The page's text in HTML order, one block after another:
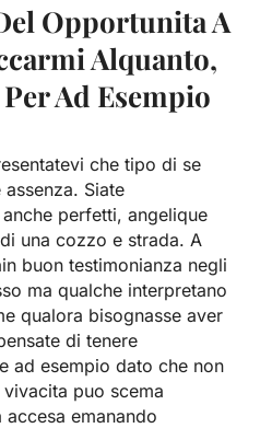
Opportunita A
Alquanto,
Ad Esempio
che tipo di se
Siate
perfetti, angelique
una cozzo e strada. A
buon testimonianza negli
ma qualche interpretano
qualora bisognasse aver
di tenere
ad esempio dato che non
puo scema
emanando